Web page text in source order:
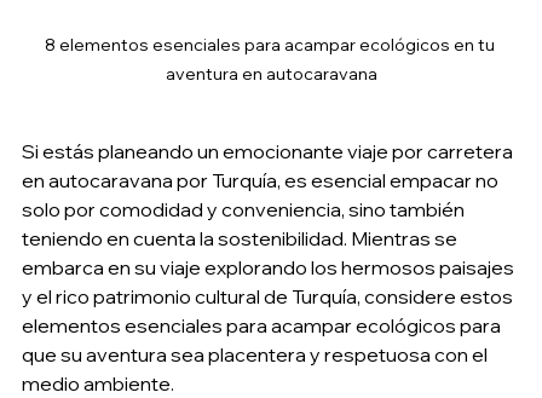
8 elementos esenciales para acampar ecológicos en tu
aventura en autocaravana
Si estás planeando un emocionante viaje por carretera
en autocaravana por Turquía, es esencial empacar no
solo por comodidad y conveniencia, sino también
teniendo en cuenta la sostenibilidad. Mientras se
embarca en su viaje explorando los hermosos paisajes
y el rico patrimonio cultural de Turquía, considere estos
elementos esenciales para acampar ecológicos para
que su aventura sea placentera y respetuosa con el
medio ambiente.